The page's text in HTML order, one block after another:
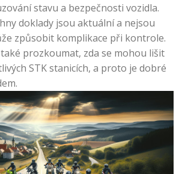
stavu a bezpečnosti vozidla.
doklady jsou aktuální a nejsou
způsobit komplikace při kontrole.
prozkoumat, zda se mohou lišit
STK stanicích, a proto je dobré